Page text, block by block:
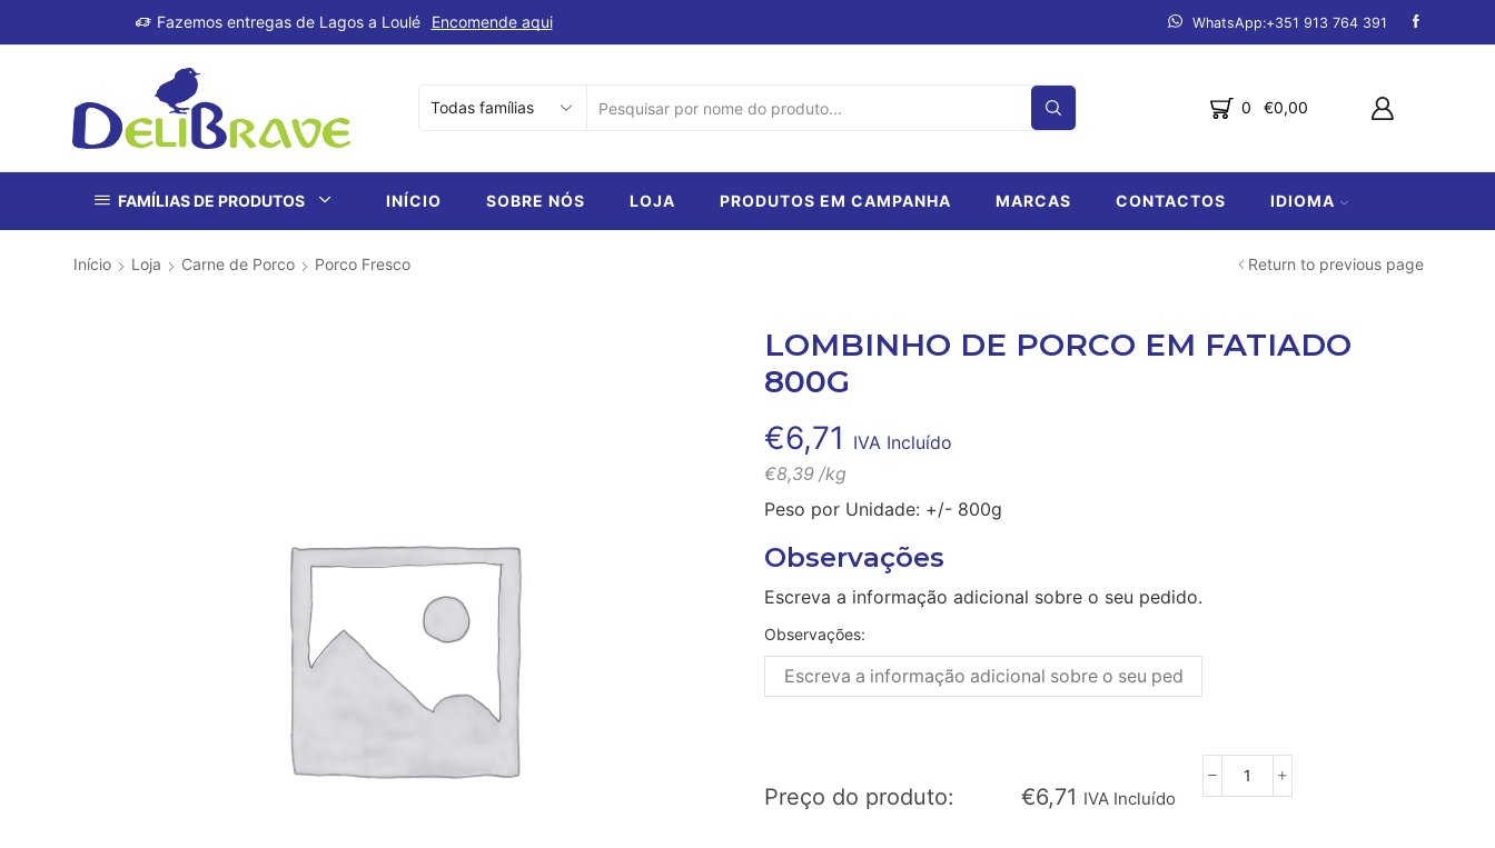
Fazemos entregas de Lagos a Loulé Encomende aqui Fazemos entregas de Lagos a
SEARCH
0 €0,00
FAMÍLIAS DE PRODUTOS INÍCIO SOBRE NÓS LOJA PRODUTOS EM CAMPANHA MARCAS CONTACTOS IDIOMA
Início Loja Carne de Porco Porco Fresco Return to previous page
LOMBINHO DE PORCO EM FATIADO
800G
€6,71 IVA Incluído
€8,39 /kg
Peso por Unidade: +/- 800g
Observações
Escreva a informação adicional sobre o seu pedido.
Observações:
Preço do produto: €6,71 IVA Incluído
Quantidade